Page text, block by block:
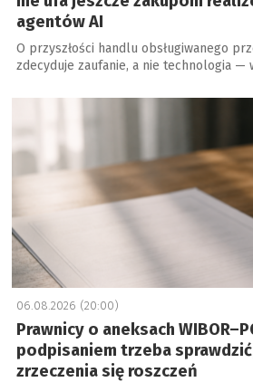
agentów AI
O przyszłości handlu obsługiwanego
zdecyduje zaufanie, a nie technologia —
a
06.08.2026 (20:00)
Prawnicy o aneksach
podpisaniem trzeba
zrzeczenia się roszczeń